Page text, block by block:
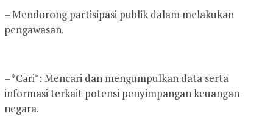
– Mendorong partisipasi publik dalam melakukan
pengawasan.
– *Cari*: Mencari dan mengumpulkan data serta
informasi terkait potensi penyimpangan keuangan
negara.